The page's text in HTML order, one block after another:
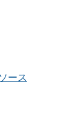
ース